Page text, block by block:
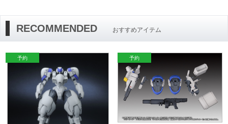
RECOMMENDED おすすめアイテム